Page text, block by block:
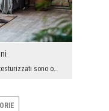
Le decorazioni murali con materiali testurizzati sono oggi molto popolari. E perchè? Si inserisco...